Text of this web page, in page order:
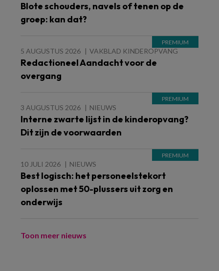
Blote schouders, navels of tenen op de
groep: kan dat?
5 AUGUSTUS 2026 VAKBLAD KINDEROPVANG
Redactioneel Aandacht voor de
overgang
3 AUGUSTUS 2026 NIEUWS
Interne zwarte lijst in de kinderopvang?
Dit zijn de voorwaarden
10 JULI 2026 NIEUWS
Best logisch: het personeelstekort
oplossen met 50-plussers uit zorg en
onderwijs
Toon meer nieuws